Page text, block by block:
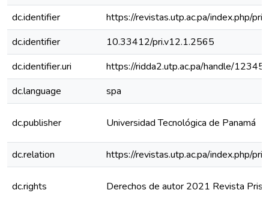
dc.identifier
https://revistas.utp.ac.pa/index.php/
dc.identifier
10.33412/pri.v12.1.2565
dc.identifier.uri
https://ridda2.utp.ac.pa/handle/
dc.language
spa
dc.publisher Universidad Tecnológica de Panamá
dc.relation https://revistas.utp.ac.pa/index.php/
dc.rights Derechos de autor 2021 Revista